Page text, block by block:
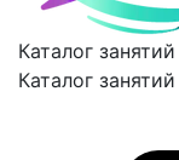
Каталог занятий
Каталог занятий